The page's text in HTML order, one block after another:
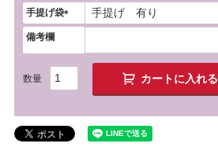
(
必
須
手提げ袋
(
備考欄
カートに入れる